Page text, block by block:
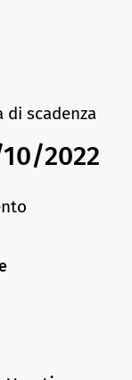
di scadenza
2022